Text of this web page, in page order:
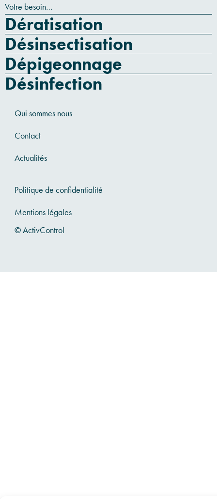
Votre besoin…
Dératisation
Désinsectisation
Dépigeonnage
Désinfection
Qui sommes nous
Contact
Actualités
Politique de confidentialité
Mentions légales
© ActivControl